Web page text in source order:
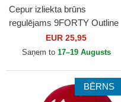
Cepur izliekta brūns
regulējams 9FORTY Outline
no Los Angeles Dodgers
MLB no New Era
EUR 25,95
Saņem to 17–19 Augusts
BĒRNS